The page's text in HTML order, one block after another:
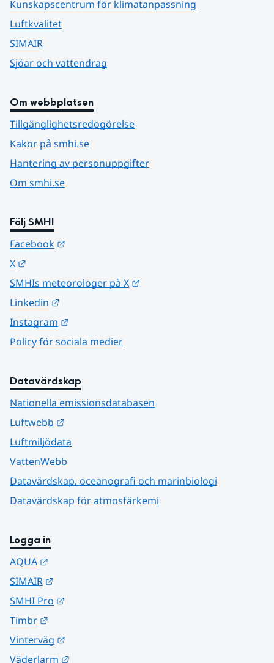
Kunskapscentrum för klimatanpassning
Luftkvalitet
SIMAIR
Sjöar och vattendrag
Om webbplatsen
Tillgänglighetsredogörelse
Kakor på smhi.se
Hantering av personuppgifter
Om smhi.se
Följ SMHI
Facebook
X
SMHIs meteorologer på X
Linkedin
Instagram
Policy för sociala medier
Datavärdskap
Nationella emissionsdatabasen
Luftwebb
Luftmiljödata
VattenWebb
Datavärdskap, oceanografi och marinbiologi
Datavärdskap för atmosfärkemi
Logga in
AQUA
SIMAIR
SMHI Pro
Timbr
Vinterväg
Väderlarm